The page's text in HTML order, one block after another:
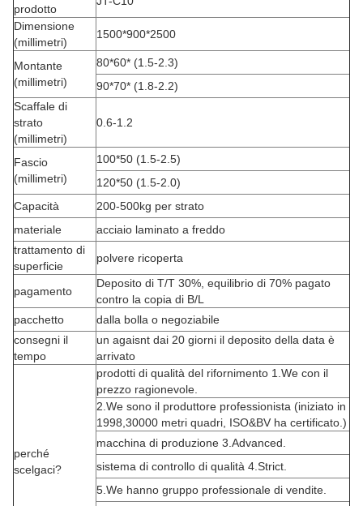
prodotto
Dimensione
(millimetri)
1500*900*2500
Montante
(millimetri)
80*60* (1.5-2.3)
90*70* (1.8-2.2)
Scaffale di
strato
(millimetri)
0.6-1.2
Fascio
(millimetri)
100*50 (1.5-2.5)
120*50 (1.5-2.0)
Capacità
200-500kg per strato
materiale
acciaio laminato a freddo
trattamento di
superficie
polvere ricoperta
pagamento
Deposito di T/T 30%, equilibrio di 70% pagato
contro la copia di B/L
pacchetto
dalla bolla o negoziabile
consegni il
tempo
un agaisnt dai 20 giorni il deposito della data è
arrivato
perché
scelgaci?
prodotti di qualità del rifornimento 1.We con il
prezzo ragionevole.
2.We sono il produttore professionista (iniziato in
1998,30000 metri quadri, ISO&BV ha certificato.)
macchina di produzione 3.Advanced.
sistema di controllo di qualità 4.Strict.
5.We hanno gruppo professionale di vendite.